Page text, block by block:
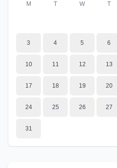
M T W T
3 4 5 6
10 11 12 13
17 18 19 20
24 25 26 27
31